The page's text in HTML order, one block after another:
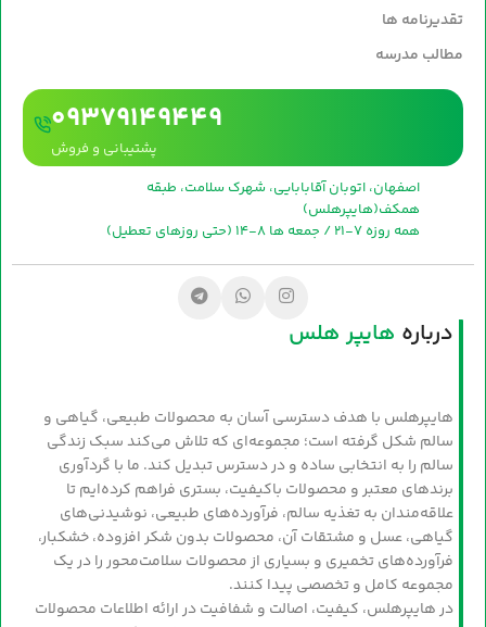
تقدیرنامه ها
مطالب مدرسه
09379149449
پشتیبانی و فروش
اصفهان، اتوبان آقابابایی، شهرک سلامت، طبقه
همکف(هایپرهلس)
همه روزه 7-21 / جمعه ها 8-14 (حتی روزهای تعطیل)
درباره هایپر هلس
هایپرهلس با هدف دسترسی آسان به محصولات طبیعی، گیاهی و
سالم شکل گرفته است؛ مجموعه‌ای که تلاش می‌کند سبک زندگی
سالم را به انتخابی ساده و در دسترس تبدیل کند. ما با گردآوری
برندهای معتبر و محصولات باکیفیت، بستری فراهم کرده‌ایم تا
علاقه‌مندان به تغذیه سالم، فرآورده‌های طبیعی، نوشیدنی‌های
گیاهی، عسل و مشتقات آن، محصولات بدون شکر افزوده، خشکبار،
فرآورده‌های تخمیری و بسیاری از محصولات سلامت‌محور را در یک
مجموعه کامل و تخصصی پیدا کنند.
در هایپرهلس، کیفیت، اصالت و شفافیت در ارائه اطلاعات محصولات